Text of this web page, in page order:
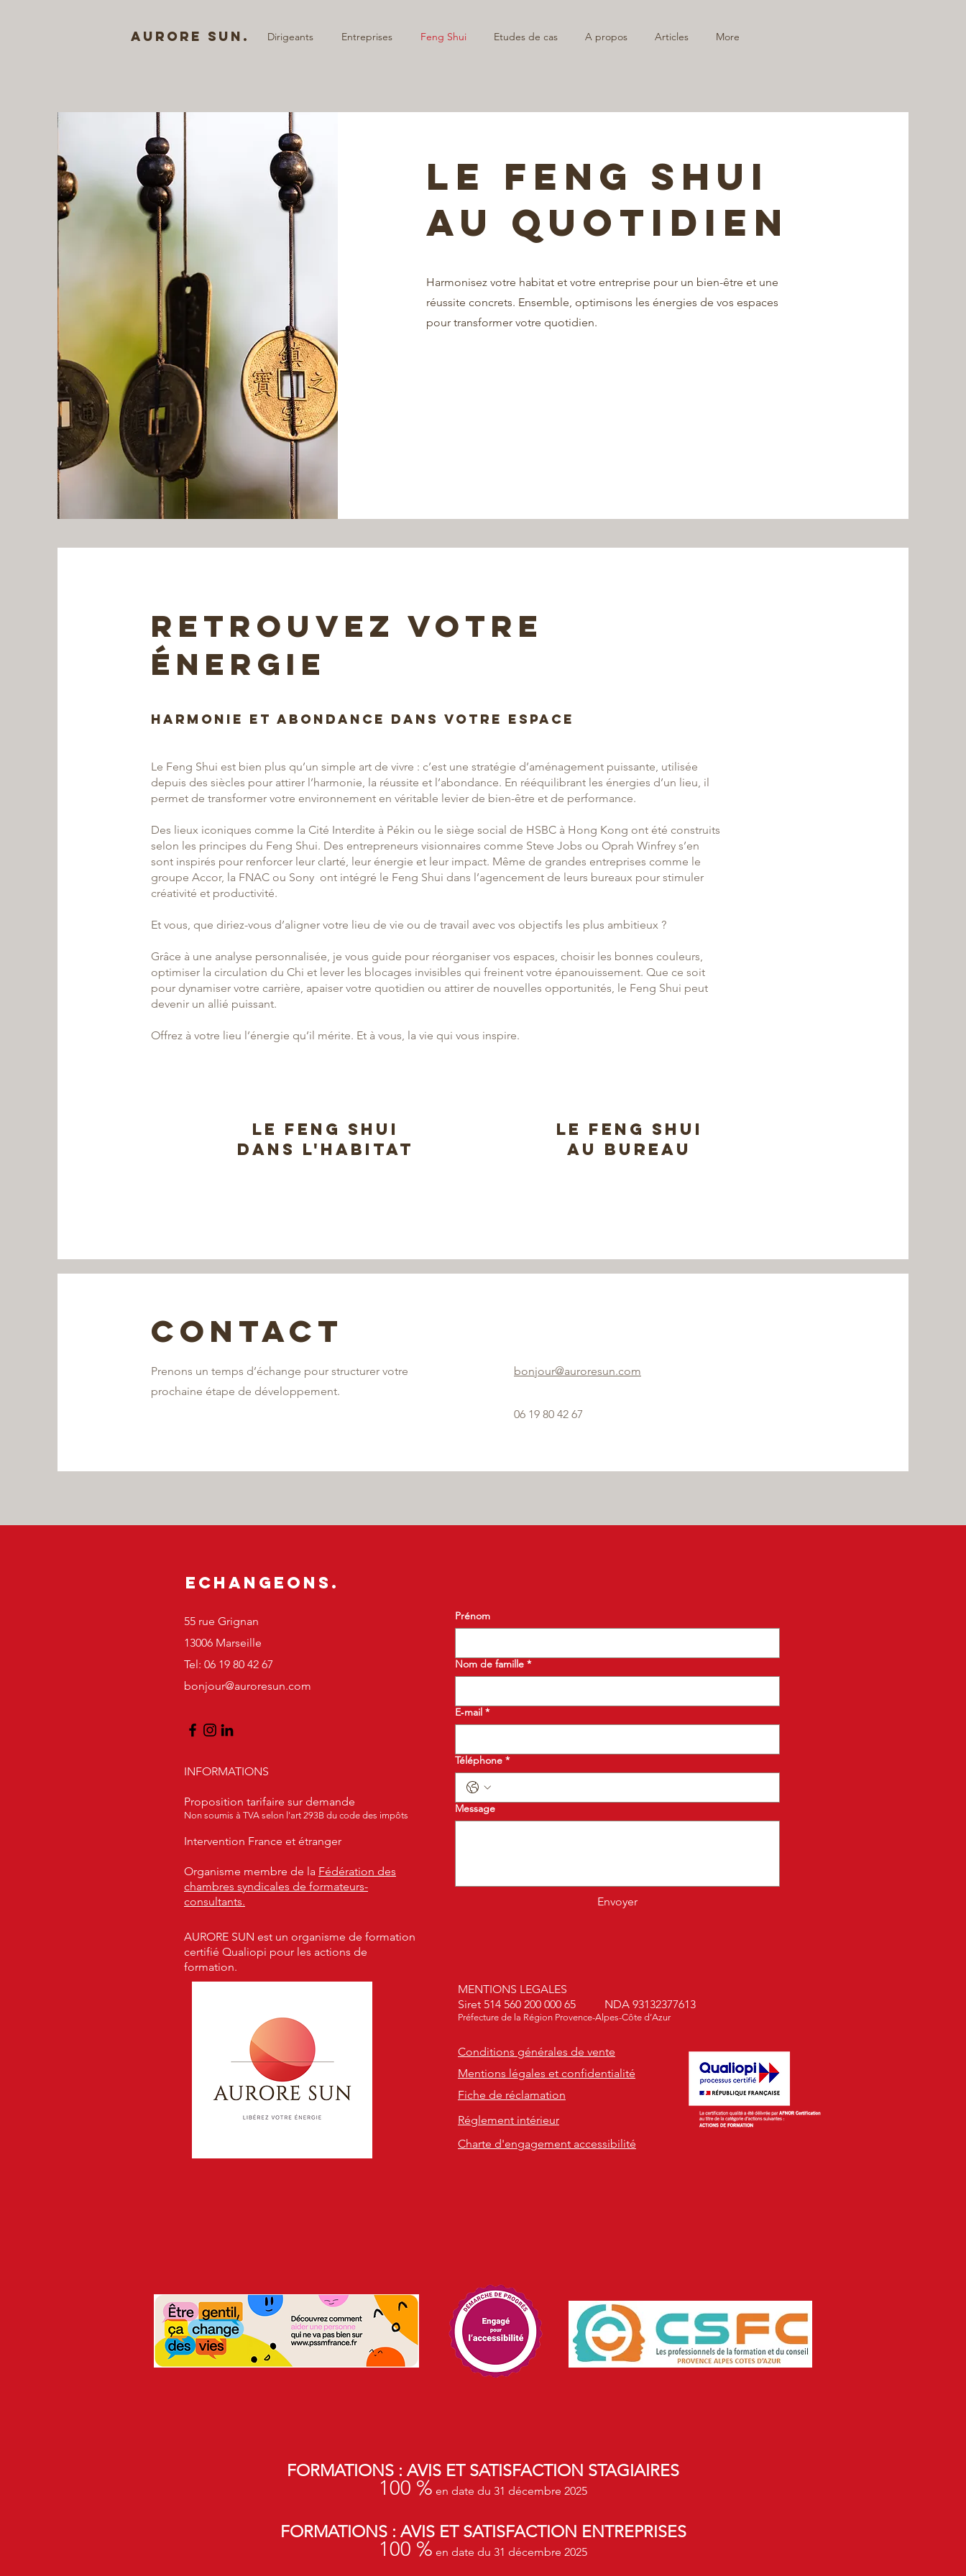
AURORE SUN. Dirigeants Entreprises Feng Shui Etudes de cas A propos Articles More
LE FENG SHUI
AU QUOTIDIEN
Harmonisez votre habitat et votre entreprise pour un bien-être et une
réussite concrets. Ensemble, optimisons les énergies de vos espaces
pour transformer votre quotidien.
RETROUVez votre
énergie
Harmonie et abondance dans votre espace
Le Feng Shui est bien plus qu’un simple art de vivre : c’est une stratégie d’aménagement puissante, utilisée
depuis des siècles pour attirer l’harmonie, la réussite et l’abondance. En rééquilibrant les énergies d’un lieu, il
permet de transformer votre environnement en véritable levier de bien-être et de performance.
Des lieux iconiques comme la Cité Interdite à Pékin ou le siège social de HSBC à Hong Kong ont été construits
selon les principes du Feng Shui. Des entrepreneurs visionnaires comme Steve Jobs ou Oprah Winfrey s’en
sont inspirés pour renforcer leur clarté, leur énergie et leur impact. Même de grandes entreprises comme le
groupe Accor, la FNAC ou Sony ont intégré le Feng Shui dans l’agencement de leurs bureaux pour stimuler
créativité et productivité.
Et vous, que diriez-vous d’aligner votre lieu de vie ou de travail avec vos objectifs les plus ambitieux ?
Grâce à une analyse personnalisée, je vous guide pour réorganiser vos espaces, choisir les bonnes couleurs,
optimiser la circulation du Chi et lever les blocages invisibles qui freinent votre épanouissement. Que ce soit
pour dynamiser votre carrière, apaiser votre quotidien ou attirer de nouvelles opportunités, le Feng Shui peut
devenir un allié puissant.
Offrez à votre lieu l’énergie qu’il mérite. Et à vous, la vie qui vous inspire.
le feng shui
danS L'habitat
le feng shui
AU BUREAU
Contact
Prenons un temps d’échange pour structurer votre
prochaine étape de développement.
bonjour@auroresun.com
06 19 80 42 67
Echangeons.
55 rue Grignan
13006 Marseille
Tel: 06 19 80 42 67
bonjour@auroresun.com
INFORMATIONS
Proposition tarifaire sur demande
Non soumis à TVA selon l'art 293B du code des impôts
Intervention France et étranger
Organisme membre de la Fédération des
chambres syndicales de formateurs-
consultants.
AURORE SUN est un organisme de formation
certifié Qualiopi pour les actions de
formation.
Prénom
Nom de famille *
E‑mail *
Téléphone *
Message
Envoyer
MENTIONS LEGALES
Siret 514 560 200 000 65 NDA 93132377613
Préfecture de la Région Provence-Alpes-Côte d’Azur
Conditions générales de vente
Mentions légales et confidentialité
Fiche de réclamation
Réglement intérieur
Charte d'engagement accessibilité
FORMATIONS : AVIS ET SATISFACTION STAGIAIRES
100 % en date du 31 décembre 2025
FORMATIONS : AVIS ET SATISFACTION ENTREPRISES
100 % en date du 31 décembre 2025